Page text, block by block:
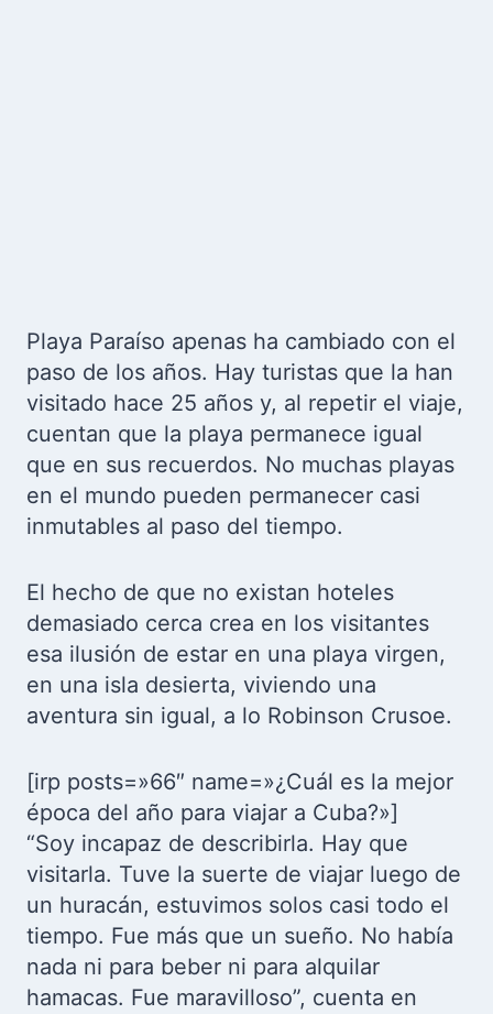
Playa Paraíso apenas ha cambiado con el
paso de los años. Hay turistas que la han
visitado hace 25 años y, al repetir el viaje,
cuentan que la playa permanece igual
que en sus recuerdos. No muchas playas
en el mundo pueden permanecer casi
inmutables al paso del tiempo.
El hecho de que no existan hoteles
demasiado cerca crea en los visitantes
esa ilusión de estar en una playa virgen,
en una isla desierta, viviendo una
aventura sin igual, a lo Robinson Crusoe.
[irp posts=»66″ name=»¿Cuál es la mejor
época del año para viajar a Cuba?»]
“Soy incapaz de describirla. Hay que
visitarla. Tuve la suerte de viajar luego de
un huracán, estuvimos solos casi todo el
tiempo. Fue más que un sueño. No había
nada ni para beber ni para alquilar
hamacas. Fue maravilloso”, cuenta en